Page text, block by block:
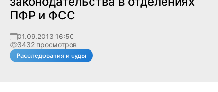
ПФР и ФСС
01.09.2013 16:50
3432 просмотров
Расследования и суды